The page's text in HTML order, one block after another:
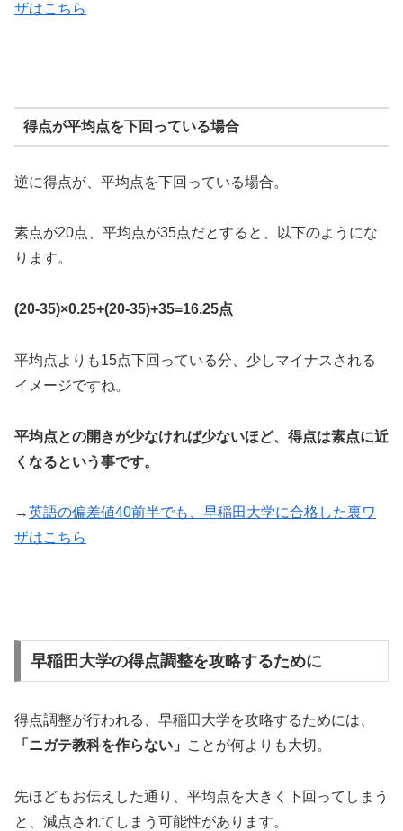
ザはこちら
得点が平均点を下回っている場合
逆に得点が、平均点を下回っている場合。
素点が20点、平均点が35点だとすると、以下のようにな
ります。
(20-35)×0.25+(20-35)+35=16.25点
平均点よりも15点下回っている分、少しマイナスされる
イメージですね。
平均点との開きが少なければ少ないほど、得点は素点に近
くなるという事です。
→英語の偏差値40前半でも、早稲田大学に合格した裏ワ
ザはこちら
早稲田大学の得点調整を攻略するために
得点調整が行われる、早稲田大学を攻略するためには、
「ニガテ教科を作らない」
ことが何よりも大切。
先ほどもお伝えした通り、平均点を大きく下回ってしまう
と、減点されてしまう可能性があります。